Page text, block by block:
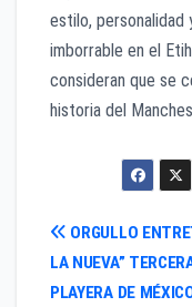
estilo, personalidad
imborrable en el
consideran que se
historia del
de
ORGULLO
LA NUEVA”
PLAYERA DE